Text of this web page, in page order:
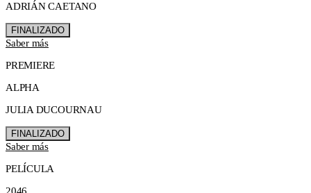
ADRIÁN CAETANO
FINALIZADO
Saber más
PREMIERE
ALPHA
JULIA DUCOURNAU
FINALIZADO
Saber más
PELÍCULA